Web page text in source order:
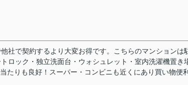
社で契約するより大変お得です。こちらのマンションは
ロック・独立洗面台・ウォシュレット・室内洗濯機置き
たりも良好！スーパー・コンビニも近くにあり買い物便